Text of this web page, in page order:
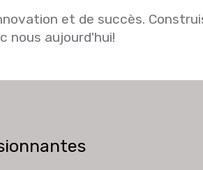
et de succès.
nous aujourd'hui!